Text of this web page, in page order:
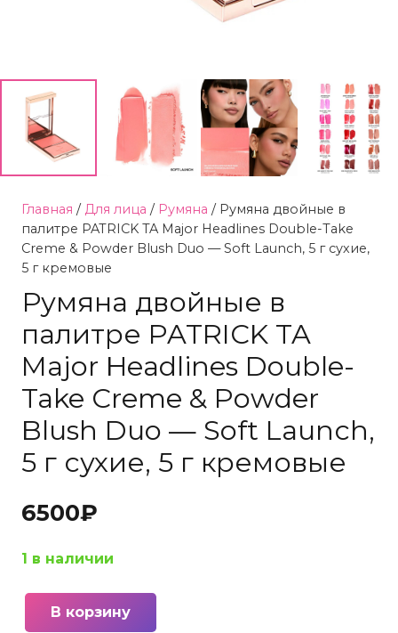
Главная / Для лица / Румяна / Румяна двойные в
палитре PATRICK TA Major Headlines Double-Take
Creme & Powder Blush Duo — Soft Launсh, 5 г сухие,
5 г кремовые
Румяна двойные в
палитре PATRICK TA
Major Headlines Double-
Take Creme & Powder
Blush Duo — Soft Launсh,
5 г сухие, 5 г кремовые
6500₽
1 в наличии
Количество
В корзину